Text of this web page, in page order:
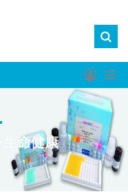
生命健康